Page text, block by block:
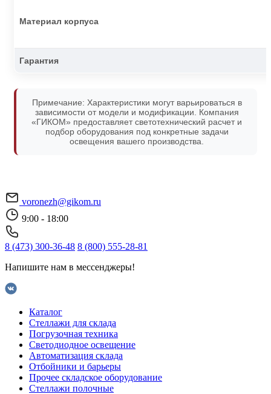
Материал корпуса
Гарантия
Примечание: Характеристики могут варьироваться в
зависимости от модели и модификации. Компания
«ГИКОМ» предоставляет светотехнический расчет и
подбор оборудования под конкретные задачи
освещения вашего производства.
voronezh@gikom.ru
9:00 - 18:00
8 (473) 300-36-48 8 (800) 555-28-81
Напишите нам в мессенджеры!
Каталог
Стеллажи для склада
Погрузочная техника
Светодиодное освещение
Автоматизация склада
Отбойники и барьеры
Прочее складское оборудование
Стеллажи полочные